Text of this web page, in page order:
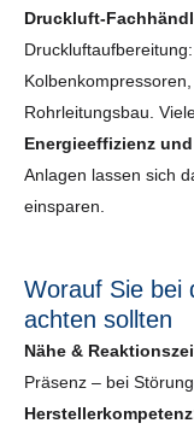
Druckluft-
Rohrleitungsbau.
Energieeffizienz
Anlagen lassen sich
einsparen.
Worauf Sie bei
achten sollten
Nähe &
Präsenz – bei